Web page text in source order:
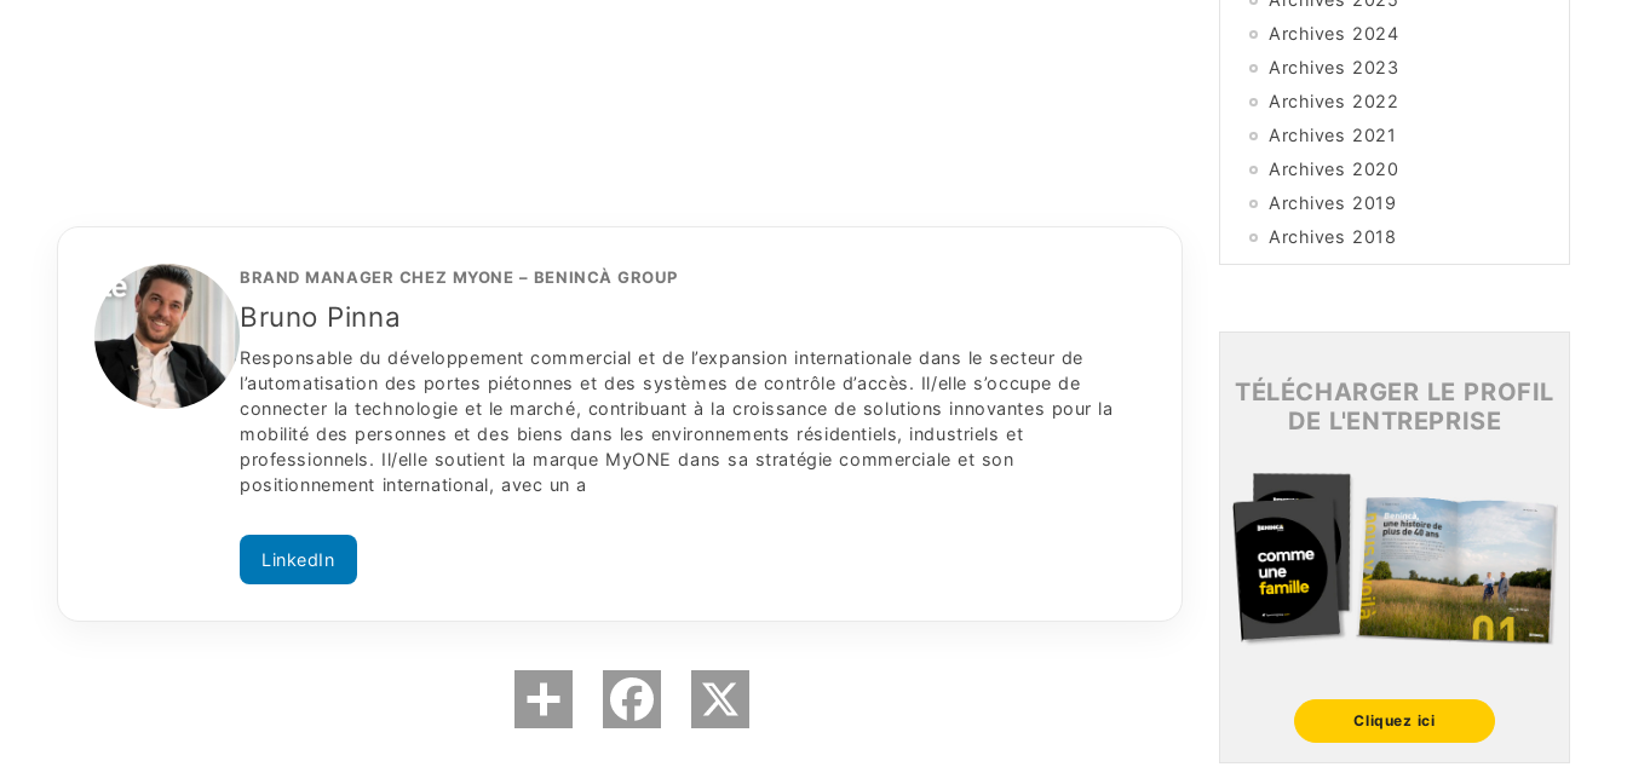
BRAND MANAGER CHEZ MYONE – BENINCÀ GROUP
Bruno Pinna
Responsable du développement commercial et de l’expansion internationale dans le secteur de
l’automatisation des portes piétonnes et des systèmes de contrôle d’accès. Il/elle s’occupe de
connecter la technologie et le marché, contribuant à la croissance de solutions innovantes pour la
mobilité des personnes et des biens dans les environnements résidentiels, industriels et
professionnels. Il/elle soutient la marque MyONE dans sa stratégie commerciale et son
positionnement international, avec un a
LinkedIn
Archives 2024
Archives 2023
Archives 2022
Archives 2021
Archives 2020
Archives 2019
Archives 2018
Archives 2017
Archives 2015
TÉLÉCHARGER LE PROFIL
DE L'ENTREPRISE
Cliquez ici